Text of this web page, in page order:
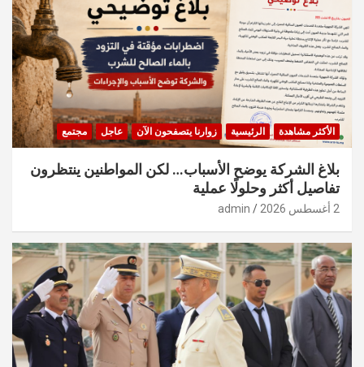
الأكثر مشاهدة الرئيسية زوارنا يتصفحون الآن عاجل مجتمع
بلاغ الشركة يوضح الأسباب… لكن المواطنين ينتظرون
تفاصيل أكثر وحلولًا عملية
2 أغسطس 2026 admin